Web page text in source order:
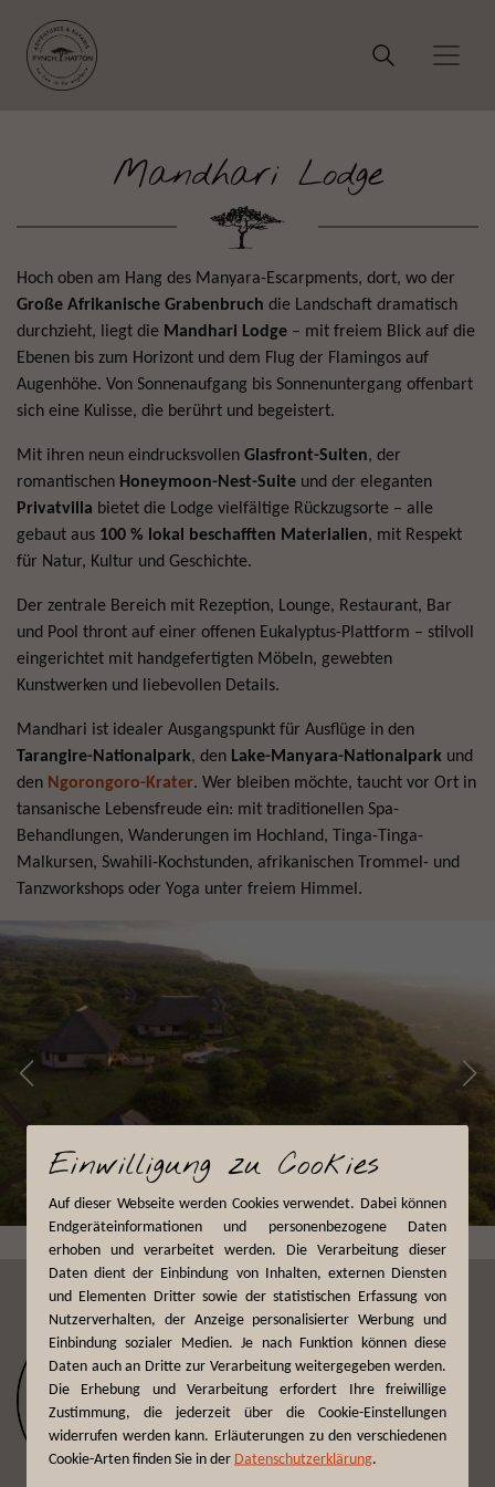
Mandhari Lodge
Hoch oben am Hang des Manyara-Escarpments, dort, wo der
Große Afrikanische Grabenbruch die Landschaft dramatisch
durchzieht, liegt die Mandhari Lodge – mit freiem Blick auf die
Ebenen bis zum Horizont und dem Flug der Flamingos auf
Augenhöhe. Von Sonnenaufgang bis Sonnenuntergang offenbart
sich eine Kulisse, die berührt und begeistert.
Mit ihren neun eindrucksvollen Glasfront-Suiten, der
romantischen Honeymoon-Nest-Suite und der eleganten
Privatvilla bietet die Lodge vielfältige Rückzugsorte – alle
gebaut aus 100 % lokal beschafften Materialien, mit Respekt
für Natur, Kultur und Geschichte.
Der zentrale Bereich mit Rezeption, Lounge, Restaurant, Bar
und Pool thront auf einer offenen Eukalyptus-Plattform – stilvoll
eingerichtet mit handgefertigten Möbeln, gewebten
Kunstwerken und liebevollen Details.
Mandhari ist idealer Ausgangspunkt für Ausflüge in den
Tarangire-Nationalpark, den Lake-Manyara-Nationalpark und
den Ngorongoro-Krater. Wer bleiben möchte, taucht vor Ort in
tansanische Lebensfreude ein: mit traditionellen Spa-
Behandlungen, Wanderungen im Hochland, Tinga-Tinga-
Malkursen, Swahili-Kochstunden, afrikanischen Trommel- und
Tanzworkshops oder Yoga unter freiem Himmel.
Einwilligung zu Cookies
Auf dieser Webseite werden Cookies verwendet. Dabei können
Endgeräteinformationen und personenbezogene Daten
erhoben und verarbeitet werden. Die Verarbeitung dieser
Daten dient der Einbindung von Inhalten, externen Diensten
und Elementen Dritter sowie der statistischen Erfassung von
Nutzerverhalten, der Anzeige personalisierter Werbung und
Einbindung sozialer Medien. Je nach Funktion können diese
Daten auch an Dritte zur Verarbeitung weitergegeben werden.
Die Erhebung und Verarbeitung erfordert Ihre freiwillige
Zustimmung, die jederzeit über die Cookie-Einstellungen
widerrufen werden kann. Erläuterungen zu den verschiedenen
Cookie-Arten finden Sie in der Datenschutzerklärung.